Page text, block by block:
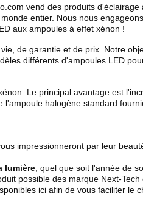
vend des produits d'éclairage
entier. Nous nous
aux ampoules à effet xénon !
de garantie et de prix. Notre
différents d'ampoules LED
Le principal avantage est
l'ampoule halogène standard
impressionneront par leur
lumière , quel que soit l'année de
possible des marque Next-Tech
ici afin de vous faciliter le